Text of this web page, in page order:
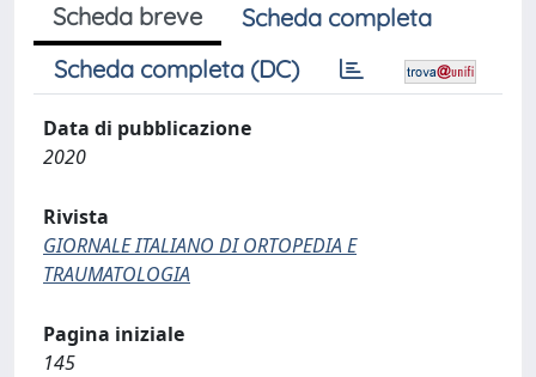
Scheda breve
Scheda completa
Scheda completa (DC)
Data di pubblicazione
2020
Rivista
GIORNALE ITALIANO DI ORTOPEDIA E
TRAUMATOLOGIA
Pagina iniziale
145